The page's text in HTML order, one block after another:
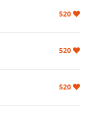
520
520
520